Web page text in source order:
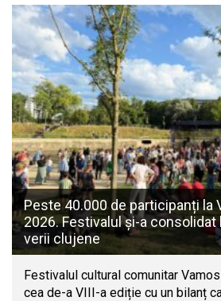
Peste 40.000 de participanți la
2026. Festivalul și-a consolidat
verii clujene
Festivalul cultural comunitar
cea de-a VIII-a ediție cu un bilanț